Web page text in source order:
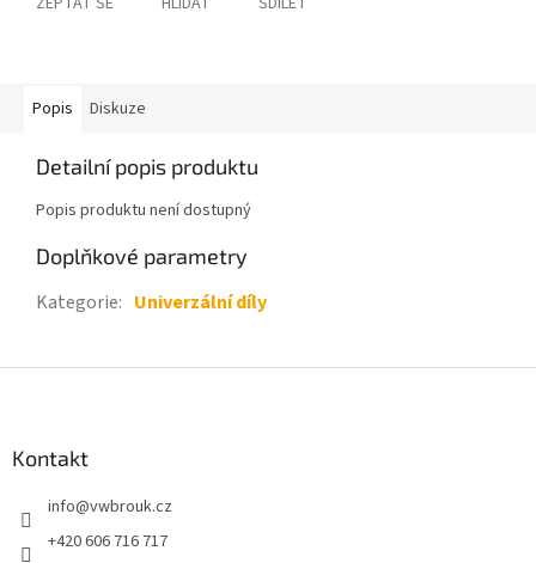
Popis Diskuze
Detailní popis produktu
Popis produktu není dostupný
Doplňkové parametry
Kategorie: Univerzální díly
Kontakt
info@vwbrouk.cz
+420 606 716 717